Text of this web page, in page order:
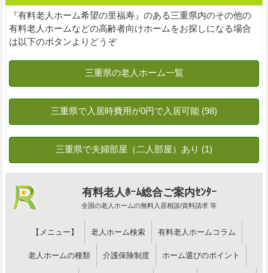
『有料老人ホーム希望の里福寿』のある三重県内のその他の
有料老人ホームなどの高齢者向けホームをお探しになる場合
は以下のボタンよりどうぞ
有料老人ﾎｰﾑ総合ご案内ｾﾝﾀｰ
全国の老人ホームの無料入居相談/資料請求 等
【メニュー】 老人ホーム検索 有料老人ホームコラム
老人ホームの種類 介護保険制度 ホーム選びのポイント